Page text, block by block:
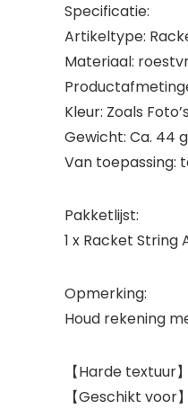
Specificatie:
Artikeltype:
Materiaal:
Kleur: Zoals
Gewicht: Ca. 44
Van toepassing:
Pakketlijst:
1 x Racket
Opmerking:
Houd rekening
【Harde
【Geschikt